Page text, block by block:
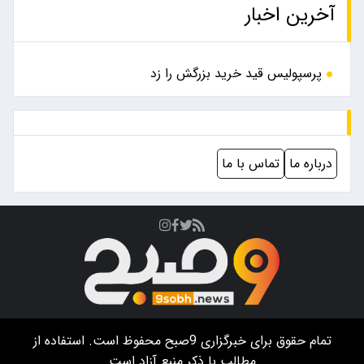
آخرین اخبار
پرسپولیس قید خرید بزرگش را زد
درباره ما تماس با ما
تمام حقوق برای خبرگزاری9صبح
محفوظ است. استفاده از